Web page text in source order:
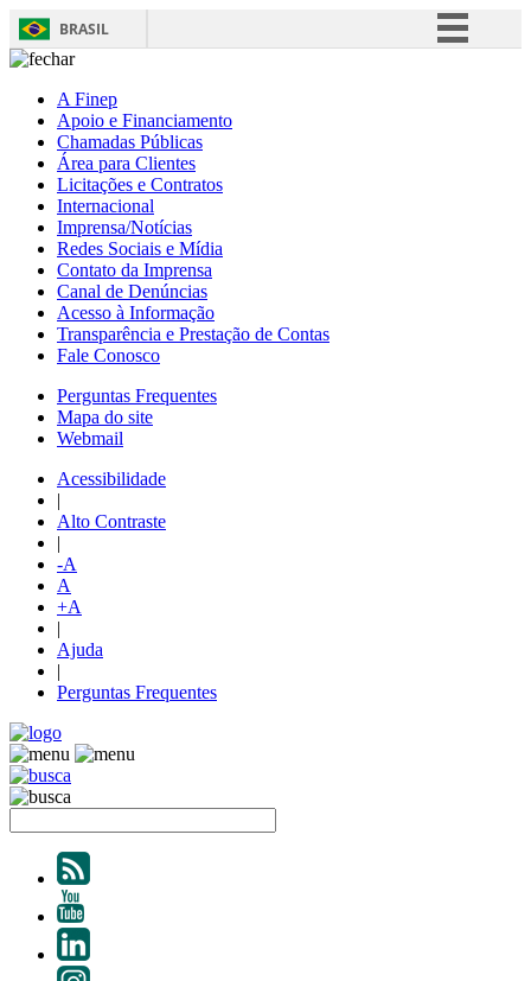
BRASIL
A Finep
Apoio e Financiamento
Chamadas Públicas
Área para Clientes
Licitações e Contratos
Internacional
Imprensa/Notícias
Redes Sociais e Mídia
Contato da Imprensa
Canal de Denúncias
Acesso à Informação
Transparência e Prestação de Contas
Fale Conosco
Perguntas Frequentes
Mapa do site
Webmail
Acessibilidade
|
Alto Contraste
|
-A
A
+A
|
Ajuda
|
Perguntas Frequentes